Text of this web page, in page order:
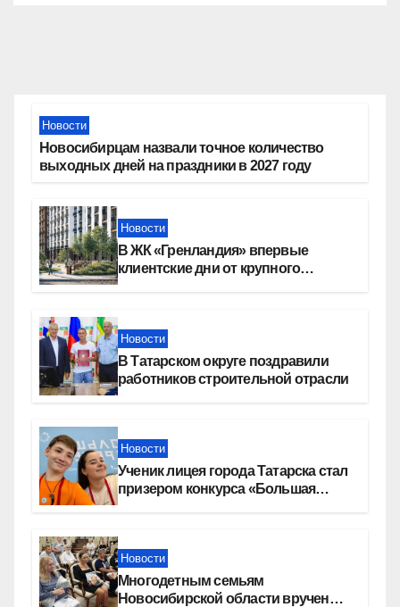
Новости
Новосибирцам назвали точное количество
выходных дней на праздники в 2027 году
Новости
В ЖК «Гренландия» впервые
клиентские дни от крупного
Новости
В Татарском округе поздравили
работников строительной отрасли
Новости
Ученик лицея города Татарска стал
призером конкурса «Большая
Новости
Многодетным семьям
Новосибирской области вручены